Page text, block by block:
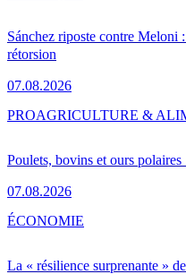
Sánchez riposte contre Meloni
rétorsion
07.08.2026
Poulets, bovins et ours
07.08.2026
PROAGRICULTURE &
La « résilience surprenante »
ÉCONOMIE